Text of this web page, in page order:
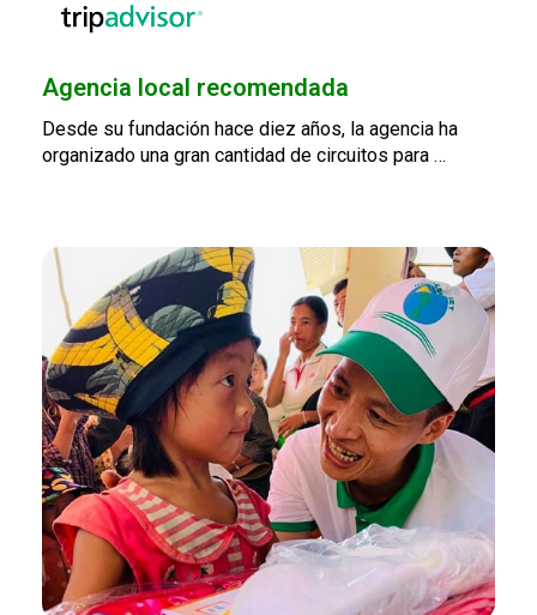
Agencia local recomendada
Desde su fundación hace diez años, la agencia ha
organizado una gran cantidad de circuitos para …